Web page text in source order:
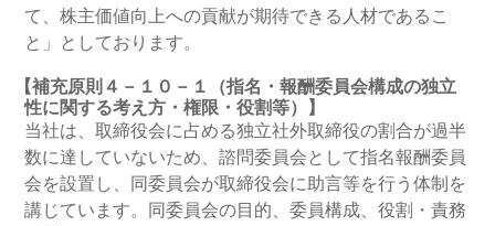
て、株主価値向上への貢献が期待できる人材であるこ
と」としております。
【補充原則４－１０－１（指名・報酬委員会構成の独立
性に関する考え方・権限・役割等）】
当社は、取締役会に占める独立社外取締役の割合が過半
数に達していないため、諮問委員会として指名報酬委員
会を設置し、同委員会が取締役会に助言等を行う体制を
講じています。同委員会の目的、委員構成、役割・責務